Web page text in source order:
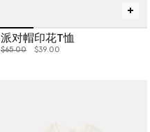
派对帽印花T恤
价格从
$65.00下降至
$39.00